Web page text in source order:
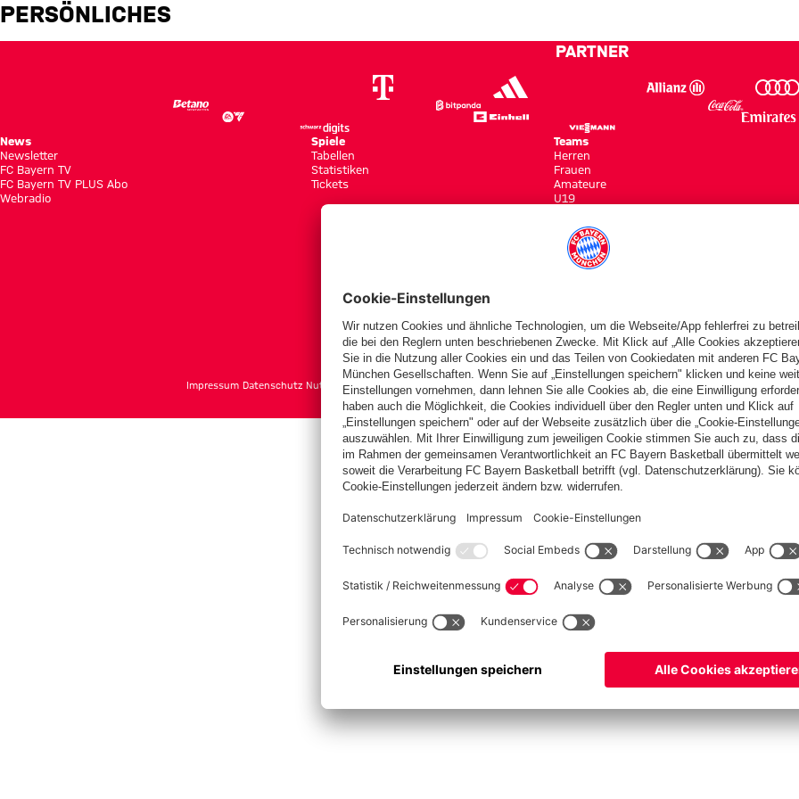
Amar Omerovic
PERSÖNLICHES
PARTNER
News
Newsletter
FC Bayern TV
FC Bayern TV PLUS Abo
Webradio
Spiele
Tabellen
Statistiken
Tickets
Teams
Herren
Frauen
Amateure
U19
fcbayern.com Basketball Allianz Arena Media Center Jobs FC Bayern Tours
© FC Bayern München AG – 2026
Impressum Datenschutz Nutzungsbedingungen Barrierefreiheit Kinder- und Jugendschutz Hinweisgebersystem FAQ Kontakt